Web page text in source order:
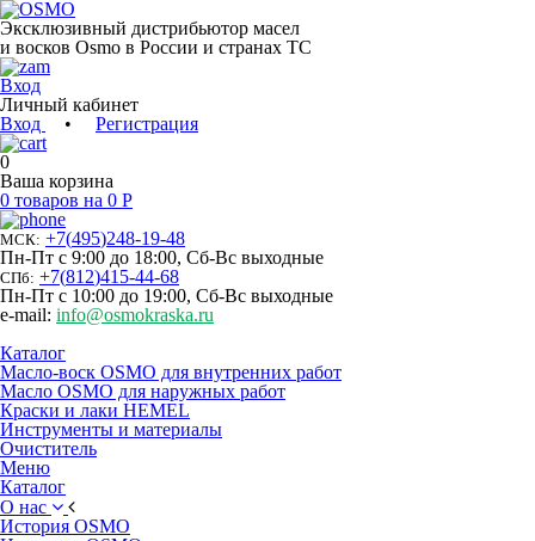
Эксклюзивный дистрибьютор масел
и восков Osmo в России и странах ТС
Вход
Личный кабинет
Вход
• Регистрация
0
Ваша корзина
0 товаров на 0 Р
МСК: +7(495)248-19-48
Пн-Пт с 9:00 до 18:00, Сб-Вс выходные
СПб: +7(812)415-44-68
Пн-Пт с 10:00 до 19:00, Сб-Вс выходные
e-mail: info@osmokraska.ru
Каталог
Масло-воск OSMO для внутренних работ
Масло OSMO для наружных работ
Краски и лаки HEMEL
Инструменты и материалы
Очиститель
Меню
Каталог
О нас
История OSMO